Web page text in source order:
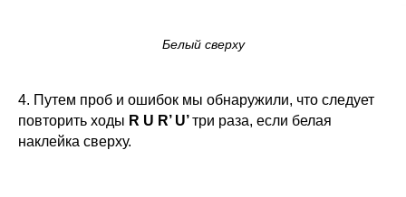
Белый сверху
4. Путем проб и ошибок мы обнаружили, что следует
повторить ходы R U R’ U’три раза, если белая
наклейка сверху.